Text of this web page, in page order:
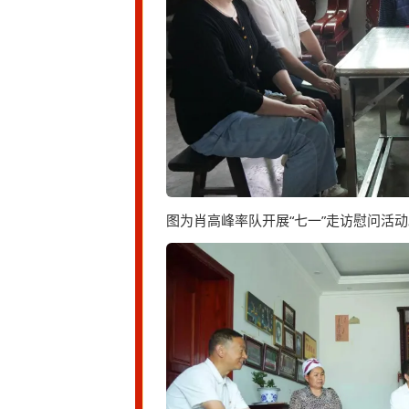
图为肖高峰率队开展“七一”走访慰问活